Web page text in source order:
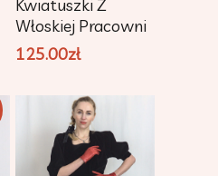
Kwiatuszki Z
Włoskiej Pracowni
125.00zł